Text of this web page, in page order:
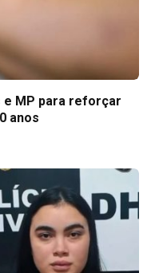
e MP para reforçar
anos